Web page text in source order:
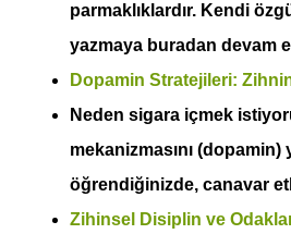
parmaklıklardır. Kendi
yazmaya buradan devam
Dopamin Stratejileri:
Neden sigara içmek
mekanizmasını (dopamin)
öğrendiğinizde, canavar
Zihinsel Disiplin ve